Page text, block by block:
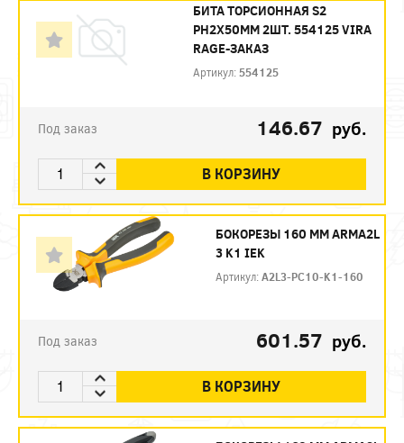
БИТА ТОРСИОННАЯ S2
PH2X50ММ 2ШТ. 554125 VIRA
RAGE-ЗАКАЗ
Артикул: 554125
Под заказ 146.67 руб.
В КОРЗИНУ
БОКОРЕЗЫ 160 ММ ARMA2L
3 K1 IEK
Артикул:A2L3-PC10-K1-160
Под заказ 601.57 руб.
В КОРЗИНУ